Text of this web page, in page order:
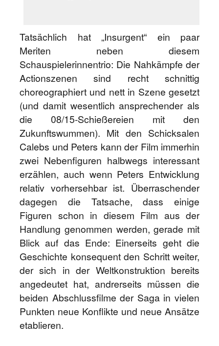
Tatsächlich hat „Insurgent“ ein paar
Meriten neben diesem
Schauspielerinnentrio: Die Nahkämpfe der
Actionszenen sind recht schnittig
choreographiert und nett in Szene gesetzt
(und damit wesentlich ansprechender als
die 08/15-Schießereien mit den
Zukunftswummen). Mit den Schicksalen
Calebs und Peters kann der Film immerhin
zwei Nebenfiguren halbwegs interessant
erzählen, auch wenn Peters Entwicklung
relativ vorhersehbar ist. Überraschender
dagegen die Tatsache, dass einige
Figuren schon in diesem Film aus der
Handlung genommen werden, gerade mit
Blick auf das Ende: Einerseits geht die
Geschichte konsequent den Schritt weiter,
der sich in der Weltkonstruktion bereits
angedeutet hat, andrerseits müssen die
beiden Abschlussfilme der Saga in vielen
Punkten neue Konflikte und neue Ansätze
etablieren.